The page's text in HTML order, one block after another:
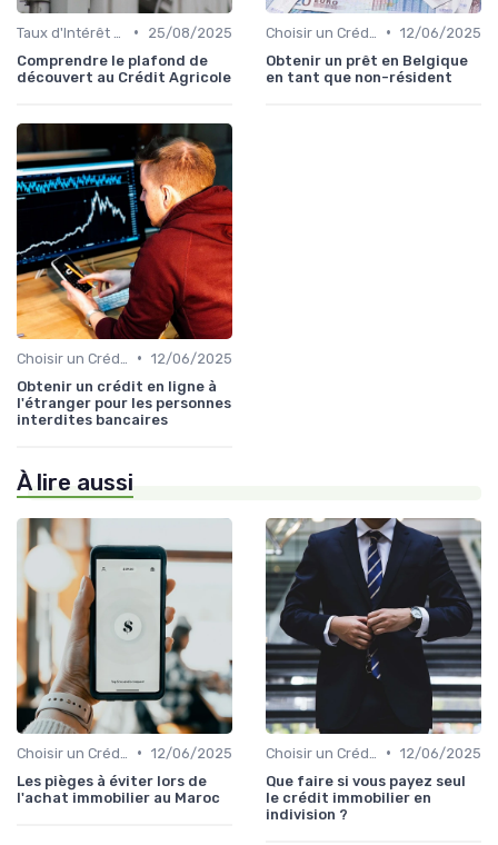
•
25/08/2025
Comprendre le plafond de
découvert au Crédit Agricole
• 12/06/2025
Obtenir un prêt en Belgique
en tant que non-résident
• 12/06/2025
Obtenir un crédit en ligne à
l'étranger pour les personnes
interdites bancaires
À lire aussi
• 12/06/2025
Les pièges à éviter lors de
l'achat immobilier au Maroc
• 12/06/2025
Que faire si vous payez seul
le crédit immobilier en
indivision ?